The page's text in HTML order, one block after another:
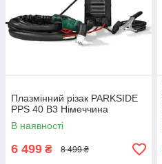
Плазмінний різак PARKSIDE
PPS 40 B3 Німеччина
В наявності
6 499 ₴ 8 499 ₴